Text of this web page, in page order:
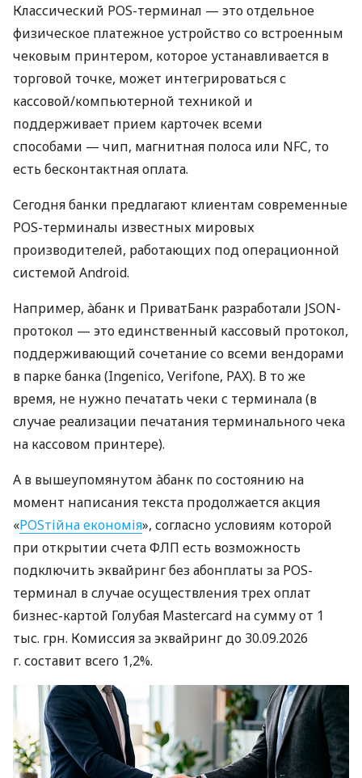
Классический POS-терминал — это отдельное
физическое платежное устройство со встроенным
чековым принтером, которое устанавливается в
торговой точке, может интегрироваться с
кассовой/компьютерной техникой и
поддерживает прием карточек всеми
способами — чип, магнитная полоса или NFC, то
есть бесконтактная оплата.
Сегодня банки предлагают клиентам современные
POS-терминалы известных мировых
производителей, работающих под операционной
системой Android.
Например, àбанк и ПриватБанк разработали JSON-
протокол — это единственный кассовый протокол,
поддерживающий сочетание со всеми вендорами
в парке банка (Ingenico, Verifone, PAX). В то же
время, не нужно печатать чеки с терминала (в
случае реализации печатания терминального чека
на кассовом принтере).
А в вышеупомянутом àбанк по состоянию на
момент написания текста продолжается акция
«POSтійна економія», согласно условиям которой
при открытии счета ФЛП есть возможность
подключить эквайринг без абонплаты за POS-
терминал в случае осуществления трех оплат
бизнес-картой Голубая Mastercard на сумму от 1
тыс. грн. Комиссия за эквайринг до 30.09.2026
г. составит всего 1,2%.